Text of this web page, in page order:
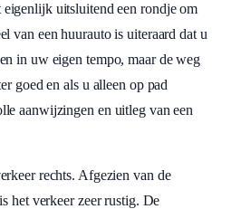
uitsluitend een rondje om
van een huurauto is uiteraard dat u
in uw eigen tempo, maar de weg
goed en als u alleen op pad
aanwijzingen en uitleg van een
rechts. Afgezien van de
het verkeer zeer rustig. De